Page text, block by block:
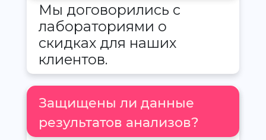
Мы договорились с
лабораториями о
скидках для наших
клиентов.
Защищены ли данные
результатов анализов?